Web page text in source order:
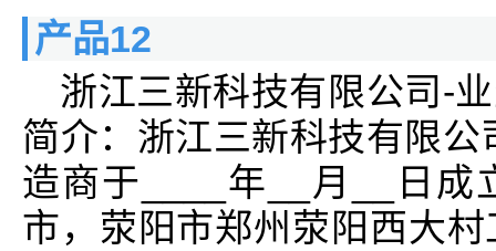
产品12
浙江三新科技有限公司-
简介：浙江三新科技有限
造商于____年__月__日成
市，荥阳市郑州荥阳西大